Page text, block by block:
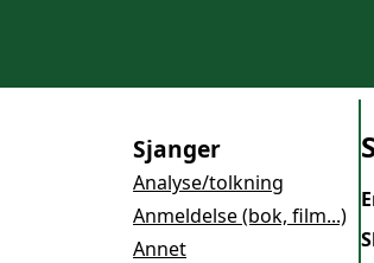
Sjanger
Analyse/tolkning
Anmeldelse (bok, film...)
Annet